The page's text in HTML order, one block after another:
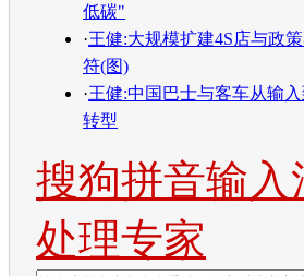
低碳"
·王健:大规模扩建4S店与政
符(图)
·王健:中国巴士与客车从输
转型
搜狗拼音输入
处理专家